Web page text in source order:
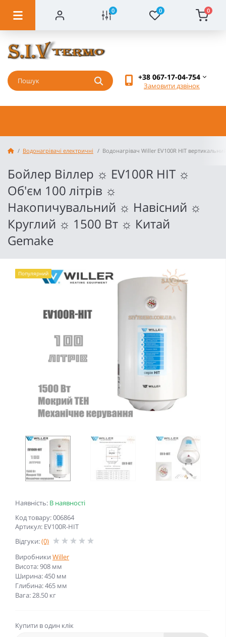
0 0 0
+38 067-17-04-754
Замовити дзвінок
Водонагрівачі електричні Водонагрівач Willer EV100R HIT
Бойлер Віллер ☼ EV100R HIT ☼
Об'єм 100 літрів ☼
Накопичувальний ☼ Навісний ☼
Круглий ☼ 1500 Вт ☼ Китай
Gemake
Наявність: В наявності
Код товару: 006864
Артикул: EV100R-HIT
Відгуки:(0)
Виробники Willer
Висота: 908 мм
Ширина: 450 мм
Глибина: 465 мм
Вага: 28.50 кг
Популярний
Купити в один клік